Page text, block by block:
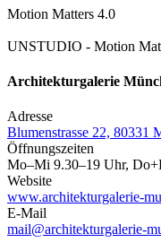
Motion Matters 4.0
UNSTUDIO - Motion
Architekturgalerie
Adresse
Blumenstrasse 22, 80331
Öffnungszeiten
Mo–Mi 9.30–19 Uhr,
Website
www.architekturgalerie-
E-Mail
mail@architekturgalerie-